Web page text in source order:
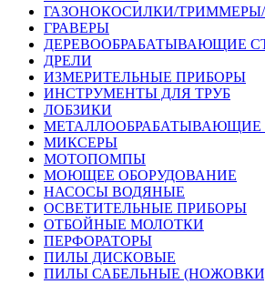
ГАЗОНОКОСИЛКИ/
ГРАВЕРЫ
ДЕРЕВООБРАБАТЫВАЮЩИЕ
ДРЕЛИ
ИЗМЕРИТЕЛЬНЫЕ ПРИБОРЫ
ИНСТРУМЕНТЫ ДЛЯ ТРУБ
ЛОБЗИКИ
МЕТАЛЛООБРАБАТЫВАЮЩИЕ
МИКСЕРЫ
МОТОПОМПЫ
МОЮЩЕЕ ОБОРУДОВАНИЕ
НАСОСЫ ВОДЯНЫЕ
ОСВЕТИТЕЛЬНЫЕ ПРИБОРЫ
ОТБОЙНЫЕ МОЛОТКИ
ПЕРФОРАТОРЫ
ПИЛЫ ДИСКОВЫЕ
ПИЛЫ САБЕЛЬНЫЕ